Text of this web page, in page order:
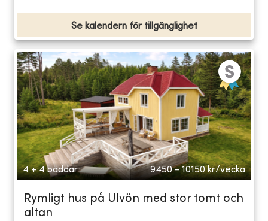
Se kalendern för tillgänglighet
4 + 4 bäddar 9450 - 10150 kr/vecka
Rymligt hus på Ulvön med stor tomt och
altan